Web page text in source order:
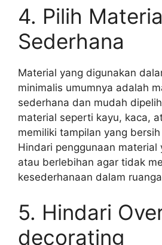
4. Pilih
Sederhana
Material yang digunakan
minimalis umumnya adalah
sederhana dan mudah
material seperti kayu, kaca,
memiliki tampilan yang
Hindari penggunaan material
atau berlebihan agar tidak
kesederhanaan dalam
5. Hindari
decorating